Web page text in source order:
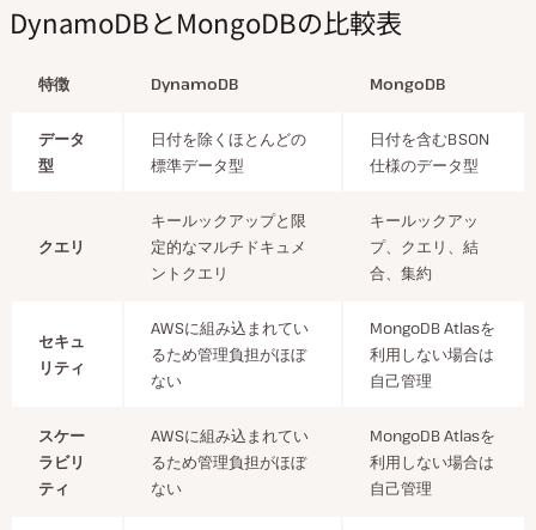
DynamoDBとMongoDBの比較表
特徴 DynamoDB MongoDB
データ
型
日付を除くほとんどの
標準データ型
日付を含むBSON
仕様のデータ型
クエリ
キールックアップと限
定的なマルチドキュメ
ントクエリ
キールックアッ
プ、クエリ、結
合、集約
セキュ
リティ
AWSに組み込まれてい
るため管理負担がほぼ
ない
MongoDB Atlasを
利用しない場合は
自己管理
スケー
ラビリ
ティ
AWSに組み込まれてい
るため管理負担がほぼ
ない
MongoDB Atlasを
利用しない場合は
自己管理